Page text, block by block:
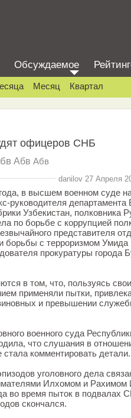
Обсуждаемое
Месяц Квартал
офицеров СНБ
Абв Абв
danilov 27 Апреля
в высшем военном суде
руководителя департамента
Узбекистан, полковника
по борьбе с коррупцией
представителя
борьбы с терроризмом Умида
прокуратуры города
в том, что, пользуясь
применяли пытки,
и превышении
военного суда
что слушания в
комментировать детали.
уголовного дела
Илхомом и
во время пыток в подвалах
скончался.